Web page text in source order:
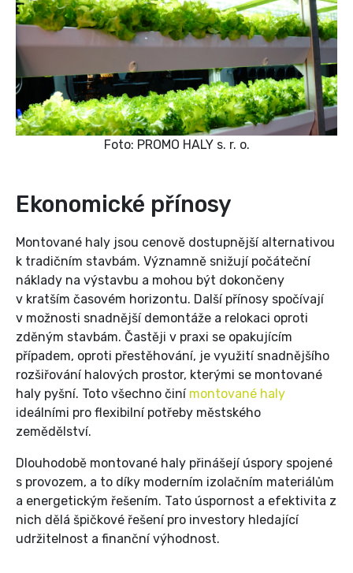
Foto: PROMO HALY s. r. o.
Ekonomické přínosy
Montované haly jsou cenově dostupnější alternativou
k tradičním stavbám. Významně snižují počáteční
náklady na výstavbu a mohou být dokončeny
v kratším časovém horizontu. Další přínosy spočívají
v možnosti snadnější demontáže a relokaci oproti
zděným stavbám. Častěji v praxi se opakujícím
případem, oproti přestěhování, je využití snadnějšího
rozšiřování halových prostor, kterými se montované
haly pyšní. Toto všechno činí montované haly
ideálními pro flexibilní potřeby městského
zemědělství.
Dlouhodobě montované haly přinášejí úspory spojené
s provozem, a to díky moderním izolačním materiálům
a energetickým řešením. Tato úspornost a efektivita z
nich dělá špičkové řešení pro investory hledající
udržitelnost a finanční výhodnost.